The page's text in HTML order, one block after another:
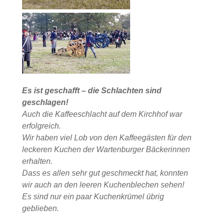
Es ist geschafft – die Schlachten sind
geschlagen!
Auch die Kaffeeschlacht auf dem Kirchhof war
erfolgreich.
Wir haben viel Lob von den Kaffeegästen für den
leckeren Kuchen der Wartenburger Bäckerinnen
erhalten.
Dass es allen sehr gut geschmeckt hat, konnten
wir auch an den leeren Kuchenblechen sehen!
Es sind nur ein paar Kuchenkrümel übrig
geblieben.